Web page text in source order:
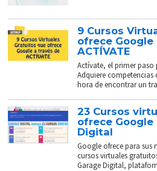
9 Cursos
ofrece
ACTÍVATE
Actívate, el primer
Adquiere competencias
hora de encontrar un
23 Cursos
ofrece Google
Digital
Google ofrece para sus
cursos virtuales
Garage Digital,